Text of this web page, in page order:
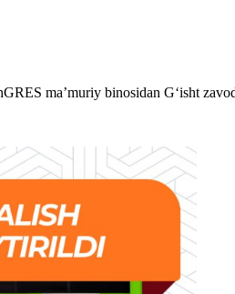
ma’muriy binosidan G‘isht